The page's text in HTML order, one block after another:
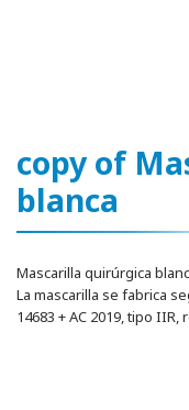
copy of
blanca
Mascarilla quirúrgica
La mascarilla se fabrica
14683 + AC 2019, tipo